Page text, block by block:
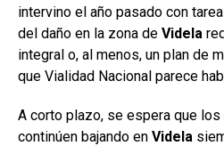
intervino el año pasado con
del daño en la zona de Videla
integral o, al menos, un plan de
que Vialidad Nacional parece
A corto plazo, se espera que
continúen bajando en Videla